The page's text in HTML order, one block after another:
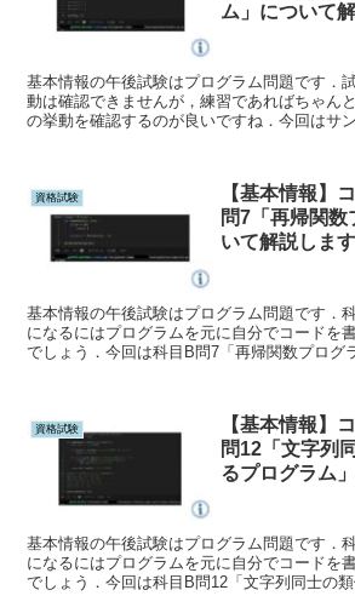
ム」について
基本情報の午後試験はプログラム問題です．
動は確認できませんが，練習であればちゃん
の挙動を確認するのが良いですね．今回はサ
資格試験
【基本情報】
問7「再帰関
いて解説します
基本情報の午後試験はプログラム問題です．
になるにはプログラムを元に自分でコードを
でしょう．今回は科目B問7「再帰関数プログ
資格試験
【基本情報】
問12「文字列
るプログラム
基本情報の午後試験はプログラム問題です．
になるにはプログラムを元に自分でコードを
でしょう．今回は科目B問12「文字列同士の